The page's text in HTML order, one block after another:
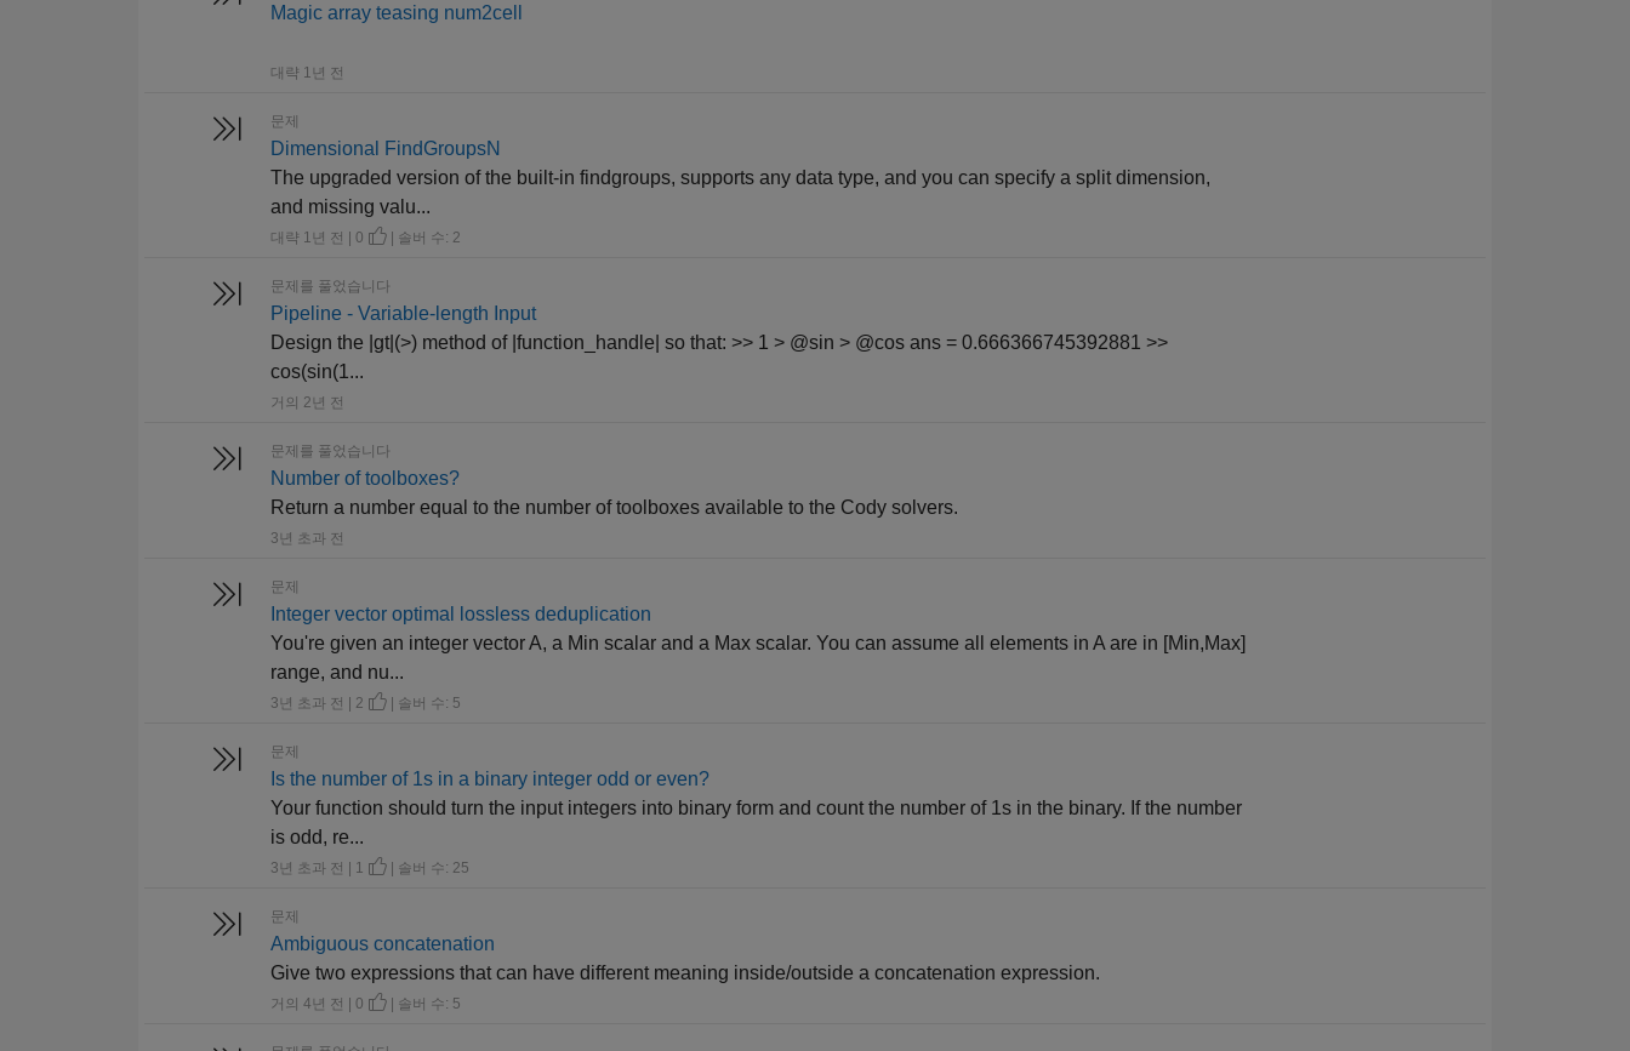
Magic array teasing num2cell
대략 1년 전
문제
Dimensional FindGroupsN
The upgraded version of the built-in findgroups, supports any data type, and you can specify a split dimension,
and missing valu...
대략 1년 전 | 0 | 솔버 수: 2
문제를 풀었습니다
Pipeline - Variable-length Input
Design the |gt|(>) method of |function_handle| so that: >> 1 > @sin > @cos ans = 0.666366745392881 >>
cos(sin(1...
거의 2년 전
문제를 풀었습니다
Number of toolboxes?
Return a number equal to the number of toolboxes available to the Cody solvers.
3년 초과 전
문제
Integer vector optimal lossless deduplication
You're given an integer vector A, a Min scalar and a Max scalar. You can assume all elements in A are in [Min,Max]
range, and nu...
3년 초과 전 | 2 | 솔버 수: 5
문제
Is the number of 1s in a binary integer odd or even?
Your function should turn the input integers into binary form and count the number of 1s in the binary. If the number
is odd, re...
3년 초과 전 | 1 | 솔버 수: 25
문제
Ambiguous concatenation
Give two expressions that can have different meaning inside/outside a concatenation expression.
거의 4년 전 | 0 | 솔버 수: 5